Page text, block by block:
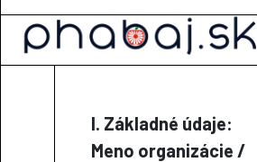
I. Základné údaje:
Meno organizácie /